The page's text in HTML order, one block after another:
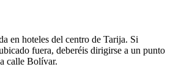
en hoteles del centro de Tarija. Si
fuera, deberéis dirigirse a un punto
calle Bolívar.